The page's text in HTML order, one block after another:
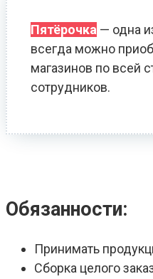
Пятёрочка — одна
всегда можно
магазинов по всей
сотрудников.
Обязанности:
Принимать
Сборка целого